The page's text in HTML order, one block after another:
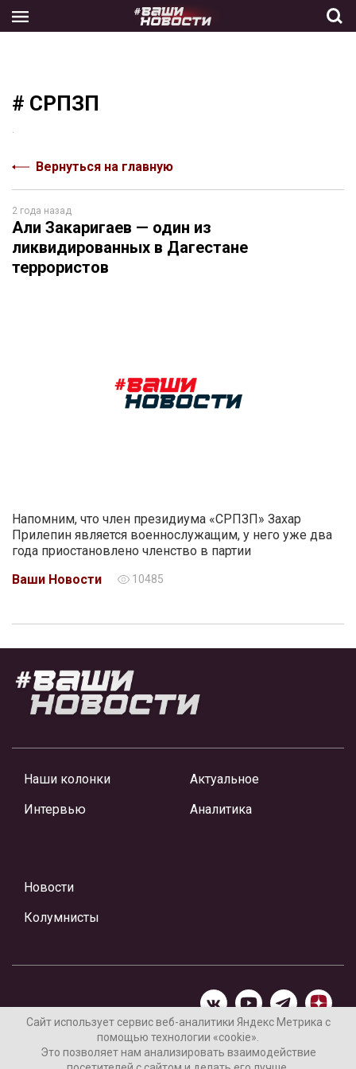
the
# СРПЗП
Вернуться на главную
2 года назад
Али Закаригаев — один из
ликвидированных в Дагестане
террористов
Напомним, что член президиума «СРПЗП» Захар
Прилепин является военнослужащим, у него уже два
года приостановлено членство в партии
Ваши Новости
10485
Наши колонки
Интервью
Актуальное
Аналитика
Новости
Колумнисты
Материалы предоставлены редакцией Интернет-газеты
«Ваши новости»
Сайт использует сервис веб-аналитики Яндекс Метрика с
помощью технологии «cookie».
Это позволяет нам анализировать взаимодействие